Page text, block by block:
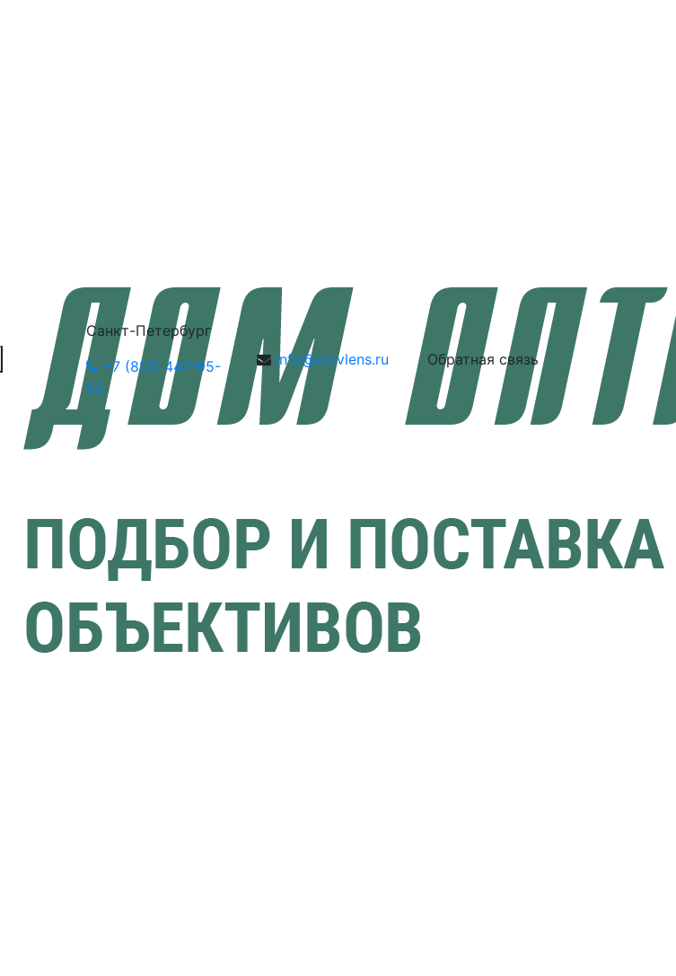
Санкт-Петербург
+7 (812) 447-95-
55
info@cctvlens.ru Обратная связь